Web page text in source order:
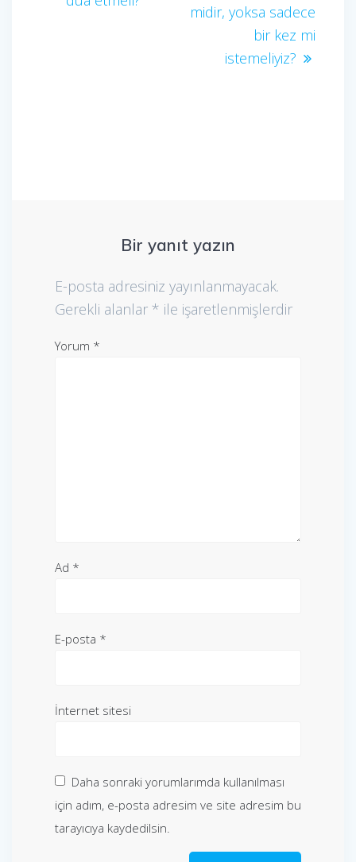
midir, yoksa sadece
bir kez mi
istemeliyiz?
Bir yanıt yazın
E-posta adresiniz yayınlanmayacak.
Gerekli alanlar * ile işaretlenmişlerdir
Yorum *
Ad *
E-posta *
İnternet sitesi
Daha sonraki yorumlarımda kullanılması
için adım, e-posta adresim ve site adresim bu
tarayıcıya kaydedilsin.